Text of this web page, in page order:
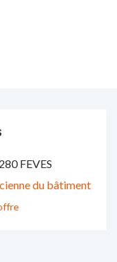
FEVES
du bâtiment